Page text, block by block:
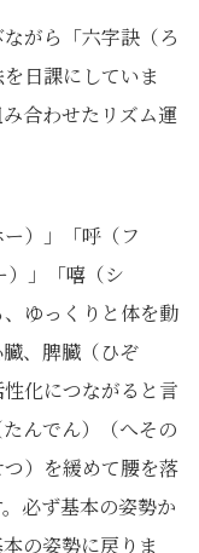
がら「六字訣（ろ
日課にしていま
合わせたリズム運
）」「呼（フ
）」「嘻（シ
ゆっくりと体を動
、脾臓（ひぞ
化につながると言
んでん）（へその
）を緩めて腰を落
必ず基本の姿勢か
の姿勢に戻りま